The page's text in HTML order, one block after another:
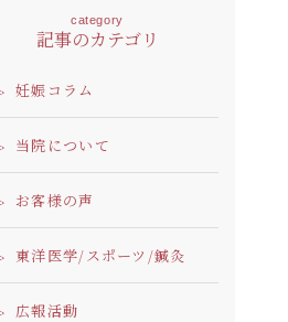
category
記事のカテゴリ
妊娠コラム
当院について
お客様の声
東洋医学/スポーツ/鍼灸
広報活動